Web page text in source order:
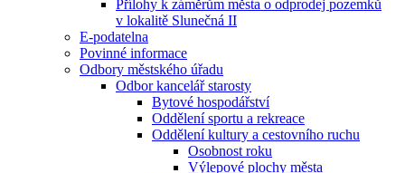
Přílohy k záměrům města o odprodej pozemků
v lokalitě Slunečná II
E-podatelna
Povinné informace
Odbory městského úřadu
Odbor kancelář starosty
Bytové hospodářství
Oddělení sportu a rekreace
Oddělení kultury a cestovního ruchu
Osobnost roku
Výlepové plochy města